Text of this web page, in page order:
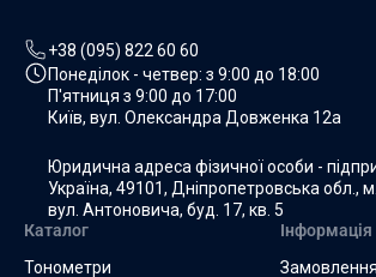
+38 (095) 822 60 60
Понеділок - четвер: з 9:00 до 18:00
П'ятниця з 9:00 до 17:00
Київ, вул. Олександра Довженка 12а
Юридична адреса фізичної особи -
Україна, 49101, Дніпропетровська обл.,
вул. Антоновича, буд. 17, кв. 5
Каталог
Тонометри
Інформація